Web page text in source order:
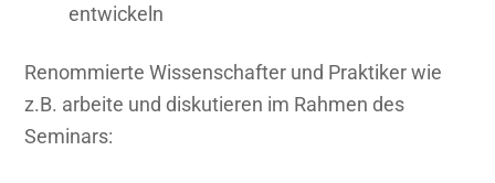
entwickeln
Renommierte Wissenschafter und Praktiker wie
z.B. arbeite und diskutieren im Rahmen des
Seminars: